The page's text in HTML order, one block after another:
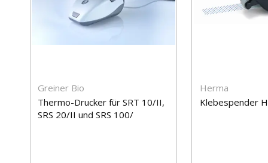
Greiner Bio
Thermo-Drucker für SRT 10/II,
SRS 20/II und SRS 100/
Herma
Klebespender